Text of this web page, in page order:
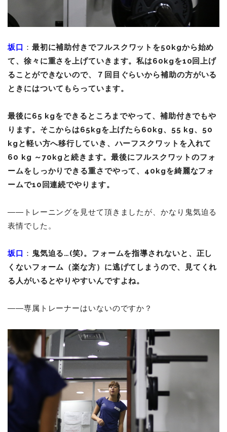
坂口 ： 最初に補助付きでフルスクワットを50kgから始め
て、徐々に重さを上げていきます。私は60kgを10回上げ
ることができないので、７回目ぐらいから補助の方がいる
ときにはついてもらっています。
最後に65 kgをできるところまでやって、補助付きでもや
ります。そこからは65kgを上げたら60kg、55 kg、50
kgと軽い方へ移行していき、ハーフスクワットを入れて
60 kg ～70kgと続きます。最後にフルスクワットのフォ
ームをしっかりできる重さでやって、40kgを綺麗なフォ
ームで10回連続でやります。
――トレーニングを見せて頂きましたが、かなり鬼気迫る
表情でした。
坂口 ： 鬼気迫る…(笑)。フォームを指導されないと、正し
くないフォーム（楽な方）に逃げてしまうので、見てくれ
る人がいるとやりやすいんですよね。
――専属トレーナーはいないのですか？